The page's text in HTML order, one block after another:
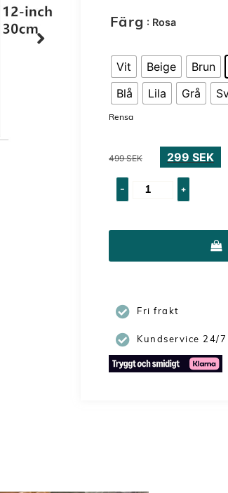
Färg : Rosa
Vit Beige Brun
Blå
Lila Grå
Rensa
499SEK 299 SEK
- +
Fri frakt
Kundservice 24/7